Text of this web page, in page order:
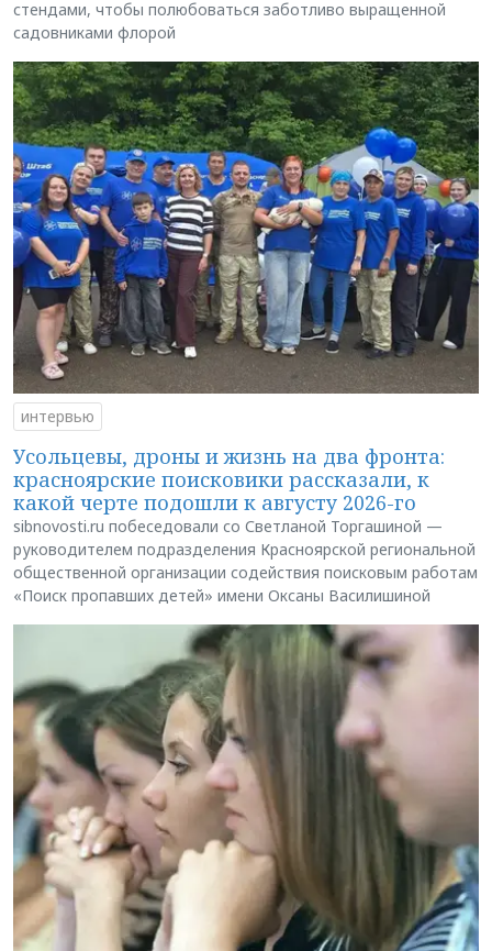
стендами, чтобы полюбоваться заботливо выращенной
садовниками флорой
интервью
Усольцевы, дроны и жизнь на два фронта:
красноярские поисковики рассказали, к
какой черте подошли к августу 2026-го
sibnovosti.ru побеседовали со Светланой Торгашиной —
руководителем подразделения Красноярской региональной
общественной организации содействия поисковым работам
«Поиск пропавших детей» имени Оксаны Василишиной